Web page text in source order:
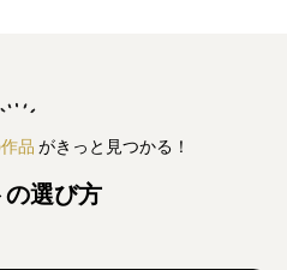
品 がきっと見つかる！
の選び方